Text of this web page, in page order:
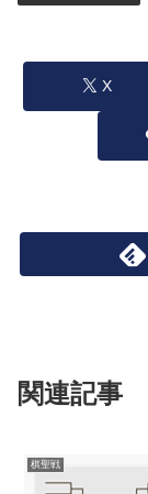
X
関連記事
棋聖戦